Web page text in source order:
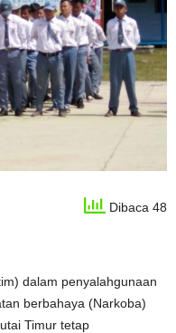
Dibaca 48
dalam penyalahgunaan
berbahaya (Narkoba)
Timur tetap